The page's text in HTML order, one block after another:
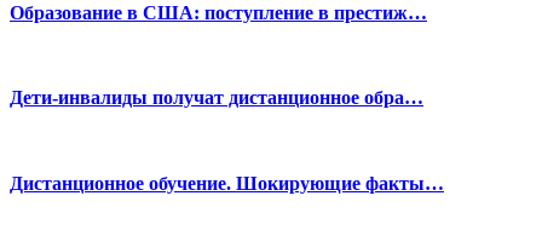
Образование в США: поступление в престиж…
Дети-инвалиды получат дистанционное обра…
Дистанционное обучение. Шокирующие факты…